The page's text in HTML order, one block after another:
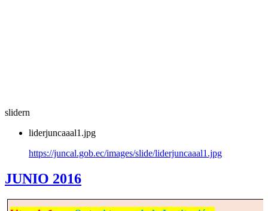
slidern
liderjuncaaal1.jpg
https://juncal.gob.ec/images/slide/liderjuncaaal1.jpg
JUNIO 2016